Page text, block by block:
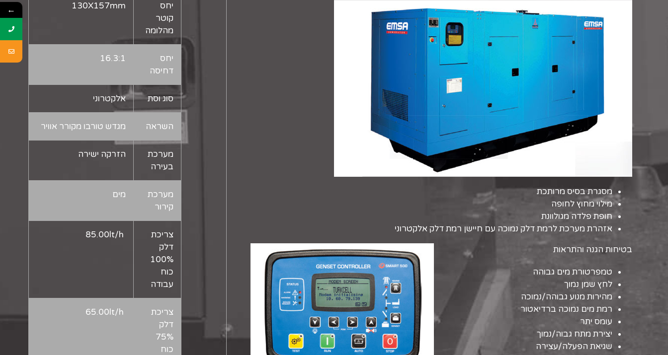
מסגרת בסיס מרותכת
מילוי מחוץ לחופה
חופת פלדה מגולוונת
אזהרת מערכת לרמת דלק נמוכה עם חיישן רמת דלק אלקטרוני
בטיחות הגנה והתראות
טמפרטורת מים גבוהה
לחץ שמן נמוך
מהירות מנוע גבוהה/נמוכה
רמת מים נמוכה ברדיאטור
עומס יתר
יצירת מתח גבוה/נמוך
שגיאת הפעלה/עצירה
יחס
קוטר
מהלומה
130X157mm
יחס
דחיסה
16.3:1
סוג וסת אלקטרוני
השראה מגדש טורבו מקורר אוויר
מערכת
בעירה
הזרקה ישירה
מערכת
קירור
מים
צריכת
דלק
100%
כוח
עבודה
צריכת
דלק
75%
כוח
←